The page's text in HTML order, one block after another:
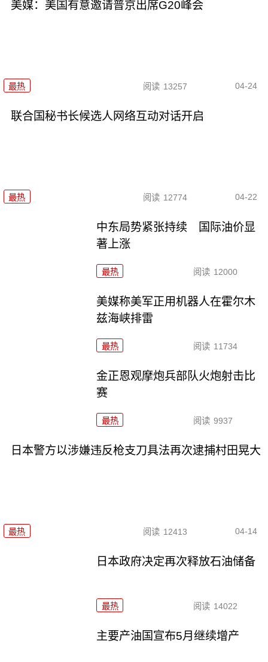
美媒：美国有意邀请普京出席G20峰会
最热 阅读 13257 04-24
联合国秘书长候选人网络互动对话开启
最热 阅读 12774 04-22
中东局势紧张持续 国际油价显
著上涨
最热 阅读 12000
美媒称美军正用机器人在霍尔木
兹海峡排雷
最热 阅读 11734
金正恩观摩炮兵部队火炮射击比
赛
最热 阅读 9937
日本警方以涉嫌违反枪支刀具法再次逮捕村田晃大
最热 阅读 12413 04-14
日本政府决定再次释放石油储备
最热 阅读 14022
主要产油国宣布5月继续增产